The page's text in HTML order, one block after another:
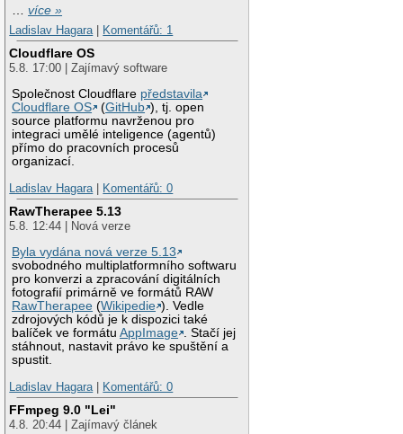
…více »
Ladislav Hagara
Komentářů: 1
Cloudflare OS
5.8. 17:00 | Zajímavý software
Společnost Cloudflare představila
Cloudflare OS
(GitHub ), tj. open
source platformu navrženou pro
integraci umělé inteligence (agentů)
přímo do pracovních procesů
organizací.
Ladislav Hagara
Komentářů: 0
RawTherapee 5.13
5.8. 12:44 | Nová verze
Byla vydána nová verze 5.13
svobodného multiplatformního softwaru
pro konverzi a zpracování digitálních
fotografií primárně ve formátů RAW
RawTherapee (Wikipedie ). Vedle
zdrojových kódů je k dispozici také
balíček ve formátuAppImage . Stačí jej
stáhnout, nastavit právo ke spuštění a
spustit.
Ladislav Hagara
Komentářů: 0
FFmpeg 9.0 "Lei"
4.8. 20:44 | Zajímavý článek